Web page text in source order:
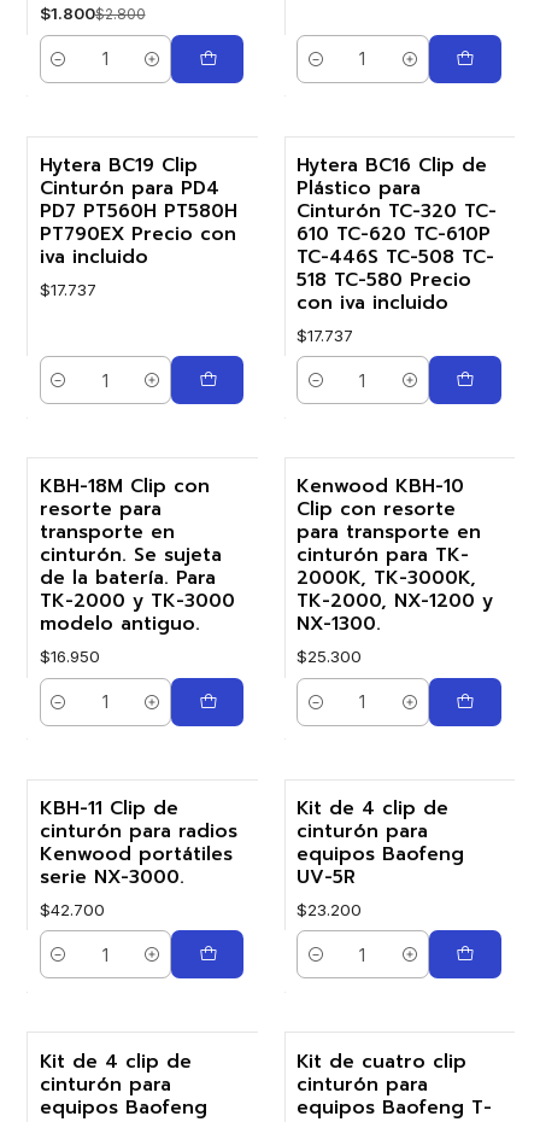
$1.800$2.800
Cantidad Cantidad
Hytera BC19 Clip
Cinturón para PD4
PD7 PT560H PT580H
PT790EX Precio con
iva incluido
$17.737
Cantidad
Hytera BC16 Clip de
Plástico para
Cinturón TC-320 TC-
610 TC-620 TC-610P
TC-446S TC-508 TC-
518 TC-580 Precio
con iva incluido
$17.737
Cantidad
KBH-18M Clip con
resorte para
transporte en
cinturón. Se sujeta
de la batería. Para
TK-2000 y TK-3000
modelo antiguo.
$16.950
Cantidad
Kenwood KBH-10
Clip con resorte
para transporte en
cinturón para TK-
2000K, TK-3000K,
TK-2000, NX-1200 y
NX-1300.
$25.300
Cantidad
KBH-11 Clip de
cinturón para radios
Kenwood portátiles
serie NX-3000.
$42.700
Cantidad
Kit de 4 clip de
cinturón para
equipos Baofeng
UV-5R
$23.200
Cantidad
Kit de 4 clip de
cinturón para
equipos Baofeng
Kit de cuatro clip
cinturón para
equipos Baofeng T-